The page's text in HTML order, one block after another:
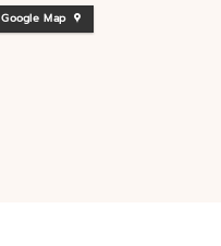
Google Map